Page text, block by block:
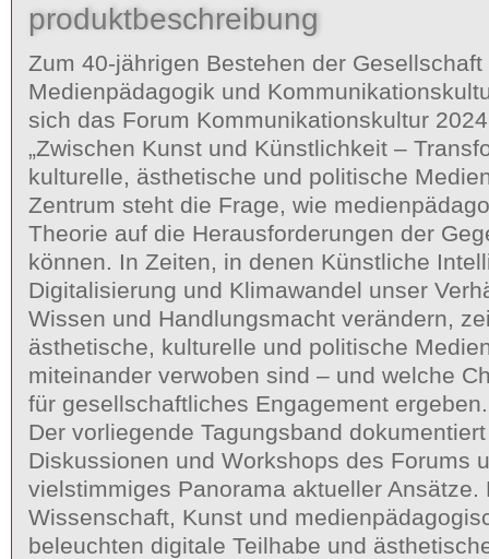
produktbeschreibung
Zum 40-jährigen Bestehen der Gesellschaft
Medienpädagogik und
sich das Forum Kommunikationskultur
„Zwischen Kunst und Künstlichkeit –
kulturelle, ästhetische und politische
Zentrum steht die Frage, wie
Theorie auf die Herausforderungen der
können. In Zeiten, in denen Künstliche
Digitalisierung und Klimawandel unser
Wissen und Handlungsmacht verändern,
ästhetische, kulturelle und politische
miteinander verwoben sind – und welche
für gesellschaftliches Engagement ergeben.
Der vorliegende Tagungsband
Diskussionen und Workshops des Forums
vielstimmiges Panorama aktueller Ansätze.
Wissenschaft, Kunst und
beleuchten digitale Teilhabe und